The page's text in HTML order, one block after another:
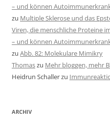
– und können
zu Multiple Sklerose und das
Viren, die menschliche Proteine
– und können
zu Abb. 82: Molekulare Mimikry
Thomaszu Mehr bloggen, mehr
Heidrun Schallerzu
ARCHIV